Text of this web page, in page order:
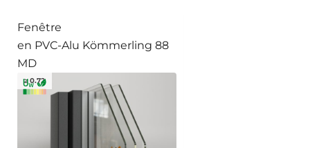
Fenêtre
en PVC-Alu Kömmerling 88
MD
≥ 0.72